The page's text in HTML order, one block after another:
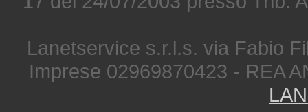
Lanetservice s.r.l.s. via Fabio
Imprese 02969870423 - REA